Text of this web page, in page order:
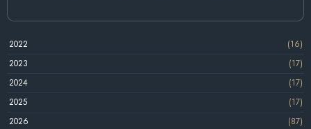
2022
(16)
2023
(17)
2024
(17)
2025
(17)
2026
(87)